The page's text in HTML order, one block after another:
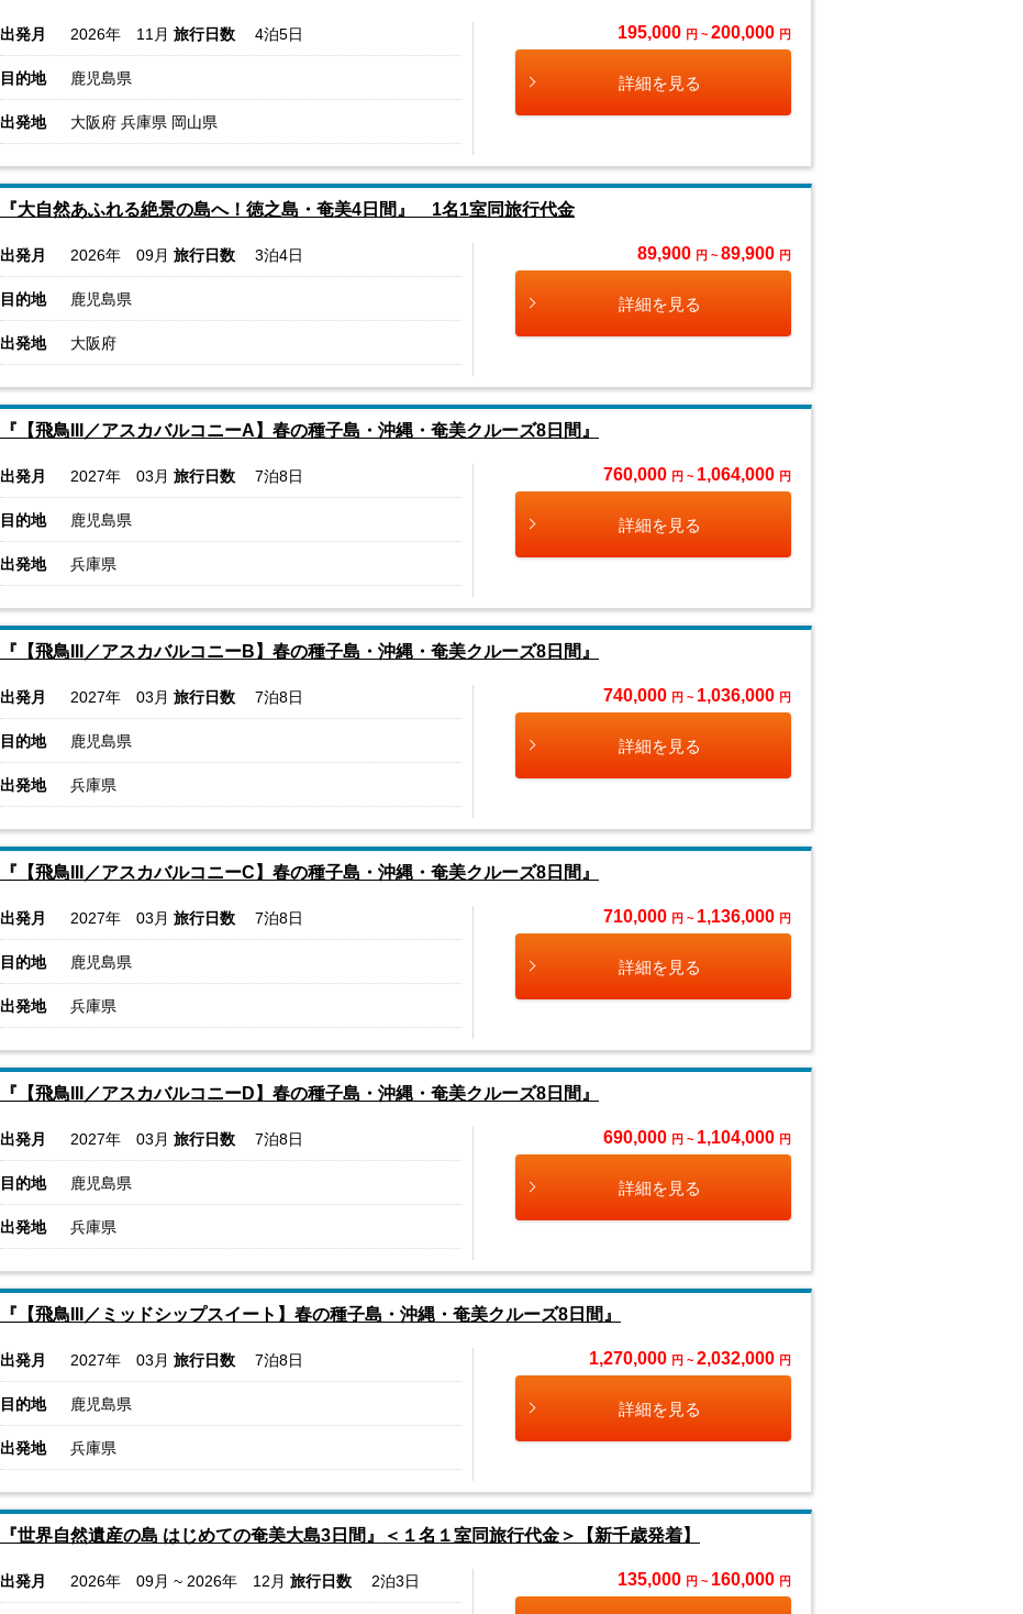
出発月 2026年 11月 旅行日数 4泊5日
目的地 鹿児島県
出発地 大阪府 兵庫県 岡山県
195,000 円 ~ 200,000 円
詳細を見る
『大自然あふれる絶景の島へ！徳之島・奄美4日間』 1名1室同旅行代金
出発月 2026年 09月 旅行日数 3泊4日
目的地 鹿児島県
出発地 大阪府
89,900 円 ~ 89,900 円
詳細を見る
『【飛鳥III／アスカバルコニーA】春の種子島・沖縄・奄美クルーズ8日間』
出発月 2027年 03月 旅行日数 7泊8日
目的地 鹿児島県
出発地 兵庫県
760,000 円 ~ 1,064,000 円
詳細を見る
『【飛鳥III／アスカバルコニーB】春の種子島・沖縄・奄美クルーズ8日間』
出発月 2027年 03月 旅行日数 7泊8日
目的地 鹿児島県
出発地 兵庫県
740,000 円 ~ 1,036,000 円
詳細を見る
『【飛鳥III／アスカバルコニーC】春の種子島・沖縄・奄美クルーズ8日間』
出発月 2027年 03月 旅行日数 7泊8日
目的地 鹿児島県
出発地 兵庫県
710,000 円 ~ 1,136,000 円
詳細を見る
『【飛鳥III／アスカバルコニーD】春の種子島・沖縄・奄美クルーズ8日間』
出発月 2027年 03月 旅行日数 7泊8日
目的地 鹿児島県
出発地 兵庫県
690,000 円 ~ 1,104,000 円
詳細を見る
『【飛鳥III／ミッドシップスイート】春の種子島・沖縄・奄美クルーズ8日間』
出発月 2027年 03月 旅行日数 7泊8日
目的地 鹿児島県
出発地 兵庫県
1,270,000 円 ~ 2,032,000 円
詳細を見る
『世界自然遺産の島 はじめての奄美大島3日間』＜１名１室同旅行代金＞【新千歳発着】
出発月 2026年 09月 ~ 2026年 12月 旅行日数 2泊3日 135,000 円 ~ 160,000 円